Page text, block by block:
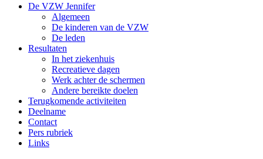
De VZW Jennifer
Algemeen
De kinderen van de VZW
De leden
Resultaten
In het ziekenhuis
Recreatieve dagen
Werk achter de schermen
Andere bereikte doelen
Terugkomende activiteiten
Deelname
Contact
Pers rubriek
Links